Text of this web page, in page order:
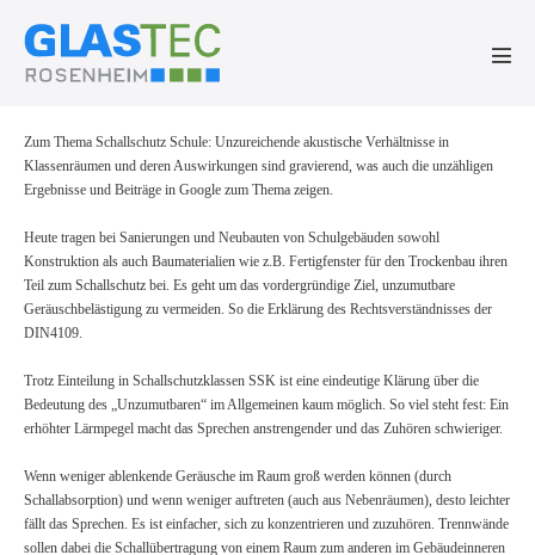
Inhalt
springen
Zum Thema Schallschutz Schule: Unzureichende akustische Verhältnisse in
Klassenräumen und deren Auswirkungen sind gravierend, was auch die unzähligen
Ergebnisse und Beiträge in Google zum Thema zeigen.
Heute tragen bei Sanierungen und Neubauten von Schulgebäuden sowohl
Konstruktion als auch Baumaterialien wie z.B. Fertigfenster für den Trockenbau ihren
Teil zum Schallschutz bei. Es geht um das vordergründige Ziel, unzumutbare
Geräuschbelästigung zu vermeiden. So die Erklärung des Rechtsverständnisses der
DIN4109.
Trotz Einteilung in Schallschutzklassen SSK ist eine eindeutige Klärung über die
Bedeutung des „Unzumutbaren“ im Allgemeinen kaum möglich. So viel steht fest: Ein
erhöhter Lärmpegel macht das Sprechen anstrengender und das Zuhören schwieriger.
Wenn weniger ablenkende Geräusche im Raum groß werden können (durch
Schallabsorption) und wenn weniger auftreten (auch aus Nebenräumen), desto leichter
fällt das Sprechen. Es ist einfacher, sich zu konzentrieren und zuzuhören. Trennwände
sollen dabei die Schallübertragung von einem Raum zum anderen im Gebäudeinneren